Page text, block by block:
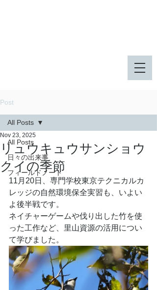
Post
All Posts
日々の出来事
フィールドノート
All Posts
リュウキュウサンショウ
クイの季節
Nov 23, 2025
11月20日、専門学校東京テクニカルカ
レッジの自然環境保全実習も、いよい
よ後半戦です。
ネイチャーゲームや伐り出した竹を使
った工作など、里山資源の活用につい
て学びました。